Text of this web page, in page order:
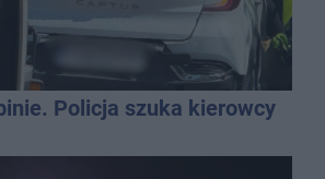
Policja szuka kierowcy